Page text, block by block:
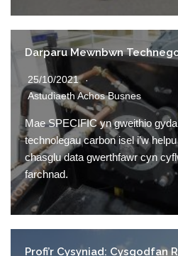
Darparu Mewnbwn
25/10/2021
Astudiaeth Achos Busnes
Mae SPECIFIC yn gweithio
technolegau carbon isel i’w
chasglu data gwerthfawr cyn
farchnad.
Profi’r Cysyniad: Cysgodfan